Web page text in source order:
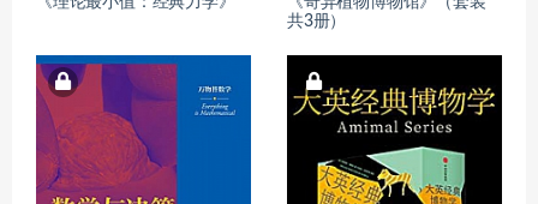
共3册）